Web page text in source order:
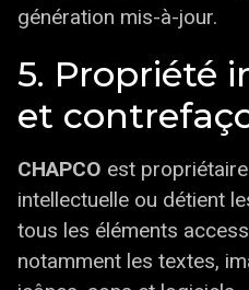
génération mis-à-jour.
5. Propriété
et
CHAPCO est
intellectuelle ou détient
tous les éléments
notamment les textes,